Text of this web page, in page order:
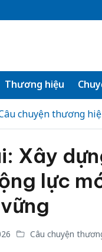
Thương hiệu
chuyện thương
Xây
lực
Câu chuyện